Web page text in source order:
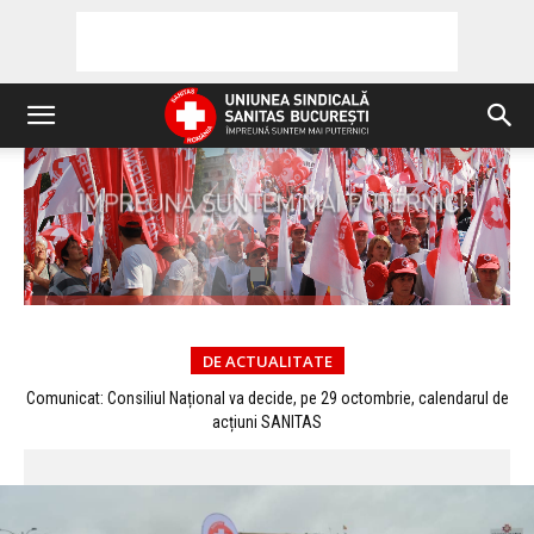
DE ACTUALITATE
Comunicat: Consiliul Național va decide, pe 29 octombrie, calendarul de
acțiuni SANITAS
COMUNICAT: SANITAS solicită organizarea unei întâlniri de urgență cu
participarea primului-ministru Ludovic ORBAN și a tuturor factorilor